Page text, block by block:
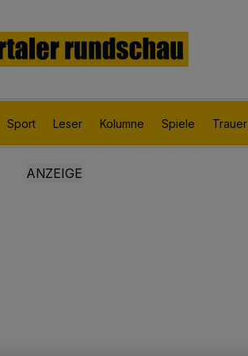
Sport Leser Kolumne Spiele Trauer